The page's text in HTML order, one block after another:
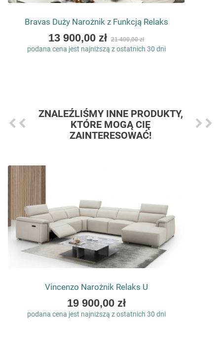
Bravas Duży Narożnik z Funkcją Relaks
As
low
13 900,00 zł 21 400,00 zł
podana cena jest najniższą z ostatnich 30 dni
ZNALEŹLIŚMY INNE PRODUKTY,
KTÓRE MOGĄ CIĘ
ZAINTERESOWAĆ!
Vincenzo Narożnik Relaks U
As
low
19 900,00 zł
podana cena jest najniższą z ostatnich 30 dni